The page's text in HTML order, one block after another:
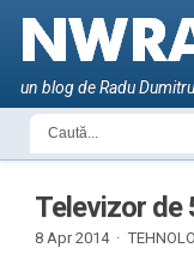
un blog de Radu Dumitru
Televizor de
8 Apr 2014 ·